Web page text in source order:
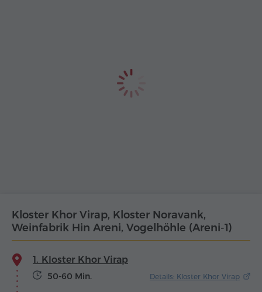
Kloster Khor Virap, Kloster Noravank,
Weinfabrik Hin Areni, Vogelhöhle (Areni-1)
1. Kloster Khor Virap
50-60 Min. Details: Kloster Khor Virap